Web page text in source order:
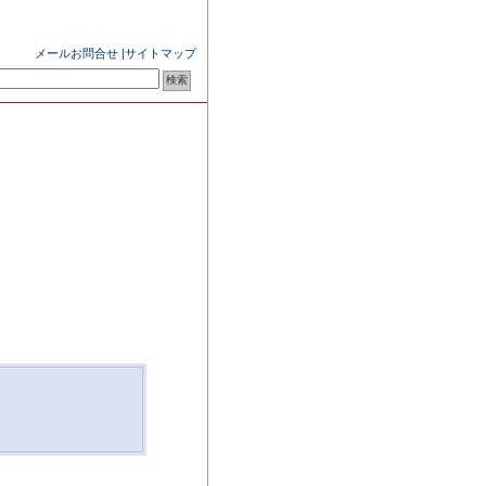
メールお問合せ |サイトマップ